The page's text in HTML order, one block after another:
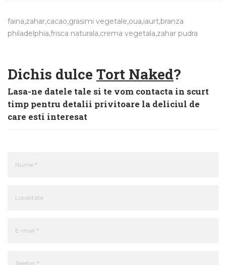
faina,zahar,cacao,grasimi vegetale,oua,iaurt,branza
philadelphia,frisca naturala,crema vegetala,zahar pudra
Dichis dulce Tort Naked?
Lasa-ne datele tale si te vom contacta in scurt
timp pentru detalii privitoare la deliciul de
care esti interesat
Nume *
Localitate
E-mail *
Telefon *